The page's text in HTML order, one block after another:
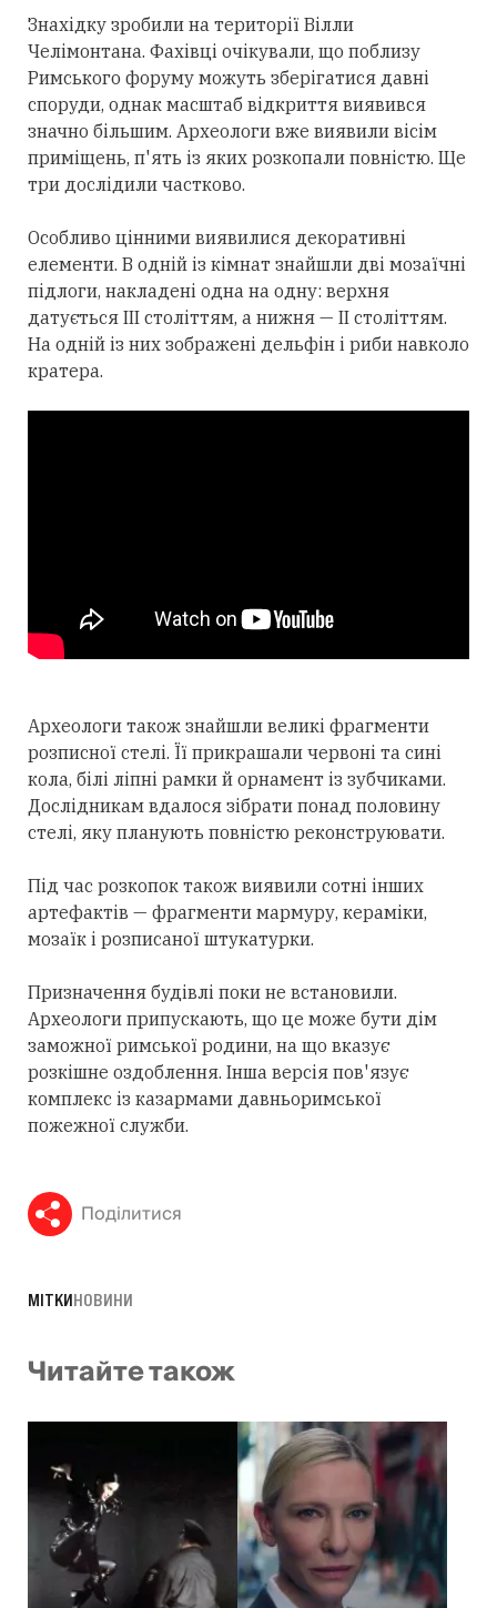
Знахідку зробили на території Вілли
Челімонтана. Фахівці очікували, що поблизу
Римського форуму можуть зберігатися давні
споруди, однак масштаб відкриття виявився
значно більшим. Археологи вже виявили вісім
приміщень, п'ять із яких розкопали повністю. Ще
три дослідили частково.
Особливо цінними виявилися декоративні
елементи. В одній із кімнат знайшли дві мозаїчні
підлоги, накладені одна на одну: верхня
датується III століттям, а нижня — II століттям.
На одній із них зображені дельфін і риби навколо
кратера.
Археологи також знайшли великі фрагменти
розписної стелі. Її прикрашали червоні та сині
кола, білі ліпні рамки й орнамент із зубчиками.
Дослідникам вдалося зібрати понад половину
стелі, яку планують повністю реконструювати.
Під час розкопок також виявили сотні інших
артефактів — фрагменти мармуру, кераміки,
мозаїк і розписаної штукатурки.
Призначення будівлі поки не встановили.
Археологи припускають, що це може бути дім
заможної римської родини, на що вказує
розкішне оздоблення. Інша версія пов'язує
комплекс із казармами давньоримської
пожежної служби.
Поділитися
МІТКИНОВИНИ
Читайте також